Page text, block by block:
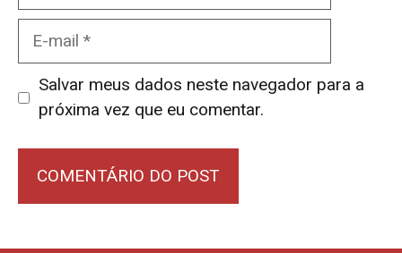
Salvar meus dados neste navegador para a
próxima vez que eu comentar.